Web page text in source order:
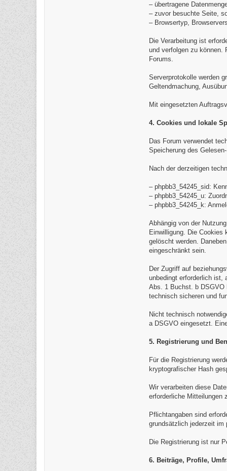
– übertragene
– zuvor besuchte Seite,
– Browsertyp,
Die Verarbeitung ist
und verfolgen zu können.
Forums.
Serverprotokolle werden
Geltendmachung,
Mit eingesetzten
4. Cookies und lokale
Das Forum verwendet
Speicherung des
Nach der derzeitigen
– phpbb3_54245_sid:
– phpbb3_54245_u:
– phpbb3_54245_k:
Abhängig von der
Einwilligung. Die Cookies
gelöscht werden.
eingeschränkt sein.
Der Zugriff auf
unbedingt erforderlich ist,
Abs. 1 Buchst. b DSGVO
technisch sicheren und
Nicht technisch
a DSGVO eingesetzt.
5. Registrierung und
Für die Registrierung
kryptografischer Hash
Wir verarbeiten diese
erforderliche Mitteilungen
Pflichtangaben sind
grundsätzlich jederzeit im
Die Registrierung ist nur
6. Beiträge, Profile,